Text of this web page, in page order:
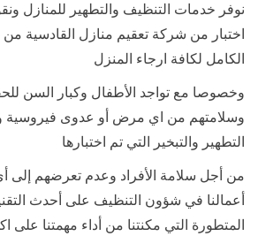
نوفر خدمات التنظيف والتطهير للمنازل
اختبار من شركة تعقيم منازل القادسية
الكامل لكافة ارجاء المنزل
وخصوصا مع تواجد الأطفال وكبار السن
وسلامتهم من اي مرض أو عدوى فيروسية
التطهير والتبخير التي تم اختبارها
من أجل سلامة الأفراد وعدم تعرضهم إلى
أعمالنا في شؤون التنظيف على أحدث
المتطورة التي مكنتنا من أداء مهمتنا على